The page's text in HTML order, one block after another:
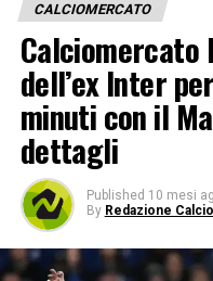
CALCIOMERCATO
Calciomercato
dell’ex Inter
minuti con il
dettagli
Published 10 mesi
By Redazione